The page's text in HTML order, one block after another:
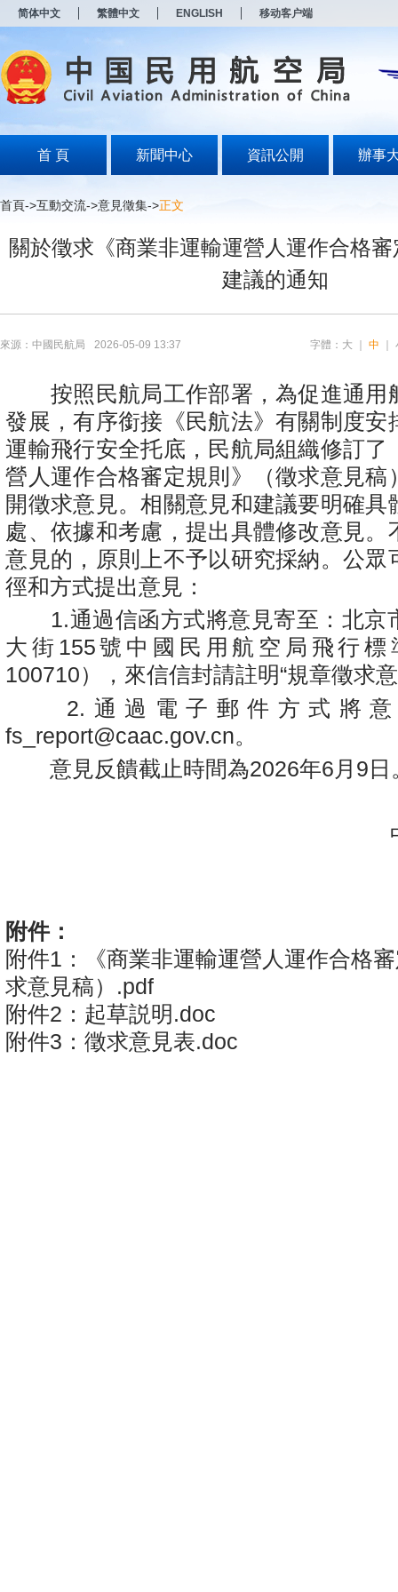
简体中文 繁體中文 ENGLISH 移动客户端
首 頁 新聞中心 資訊公開 辦事
首頁->互動交流->意見徵集->正文
關於徵求《商業非運輸運營人運作合格
建議的通知
來源：中國民航局 2026-05-09 13:37 字體： 大 中
按照民航局工作部署，為促進通用
發展，有序銜接《民航法》有關制度安
運輸飛行安全托底，民航局組織修訂了
營人運作合格審定規則》（徵求意見稿
開徵求意見。相關意見和建議要明確具
處、依據和考慮，提出具體修改意見。
意見的，原則上不予以研究採納。公眾
徑和方式提出意見：
1.通過信函方式將意見寄至：北京
大街155號中國民用航空局飛行標
100710），來信信封請註明“規章徵求
2.通過電子郵件方式將意
fs_report@caac.gov.cn。
意見反饋截止時間為2026年6月9日
中
附件：
附件1：《商業非運輸運營人運作合格
求意見稿）.pdf
附件2：起草説明.doc
附件3：徵求意見表.doc
打
开
无
障
说
按
Alt
波
浪
盲